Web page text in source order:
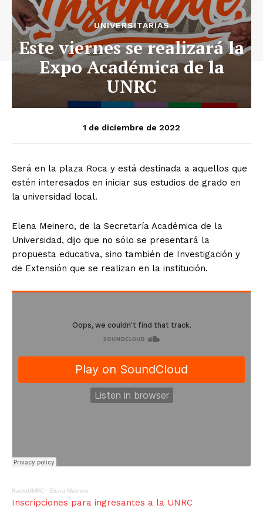
UNIVERSITARIAS
Este viernes se realizará la
Expo Académica de la
UNRC
1 de diciembre de 2022
Será en la plaza Roca y está destinada a aquellos que
estén interesados en iniciar sus estudios de grado en
la universidad local.
Elena Meinero, de la Secretaría Académica de la
Universidad, dijo que no sólo se presentará la
propuesta educativa, sino también de Investigación y
de Extensión que se realizan en la institución.
RadioUNRC · Elena Meinero
Inscripciones para ingresantes a la UNRC